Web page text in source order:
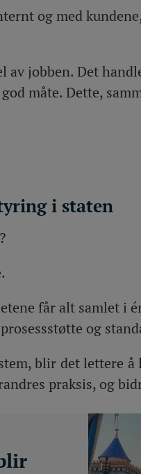
og med
jobben. Det
måte. Dette,
i staten
får alt samlet i
og
blir det lettere
praksis, og